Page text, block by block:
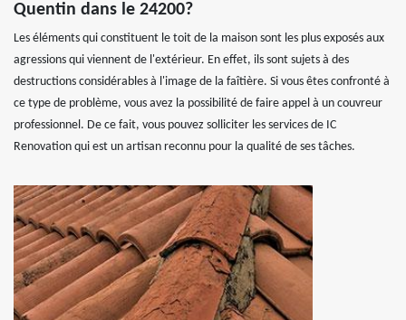
Quentin dans le 24200?
Les éléments qui constituent le toit de la maison sont les plus exposés aux
agressions qui viennent de l'extérieur. En effet, ils sont sujets à des
destructions considérables à l'image de la faîtière. Si vous êtes confronté à
ce type de problème, vous avez la possibilité de faire appel à un couvreur
professionnel. De ce fait, vous pouvez solliciter les services de IC
Renovation qui est un artisan reconnu pour la qualité de ses tâches.